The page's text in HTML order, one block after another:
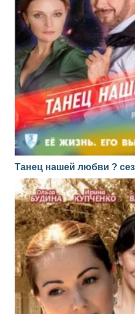
Танец нашей любви ?